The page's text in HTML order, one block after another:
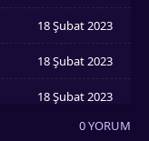
18 Şubat 2023
18 Şubat 2023
18 Şubat 2023
18 Şubat 2023
0 YORUM